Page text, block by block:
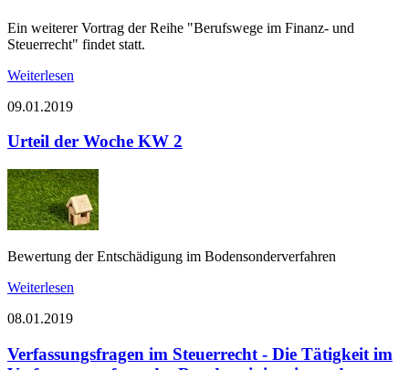
Ein weiterer Vortrag der Reihe "Berufswege im Finanz- und
Steuerrecht" findet statt.
Weiterlesen
09.01.2019
Urteil der Woche KW 2
Bewertung der Entschädigung im Bodensonderverfahren
Weiterlesen
08.01.2019
Verfassungsfragen im Steuerrecht - Die Tätigkeit im